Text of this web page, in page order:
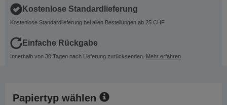
Kostenlose Standardlieferung
Kostenlose Standardlieferung bei allen Bestellungen ab 25 CHF
Einfache Rückgabe
Innerhalb von 30 Tagen nach Lieferung zurücksenden. Mehr erfahren
Papiertyp wählen